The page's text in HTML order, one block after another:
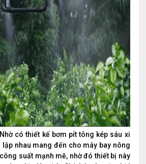
Nhờ có thiết kế bơm pít tông kép sáu xi
lập nhau mang đến cho máy bay nông
suất mạnh mẽ, nhờ đó thiết bị này